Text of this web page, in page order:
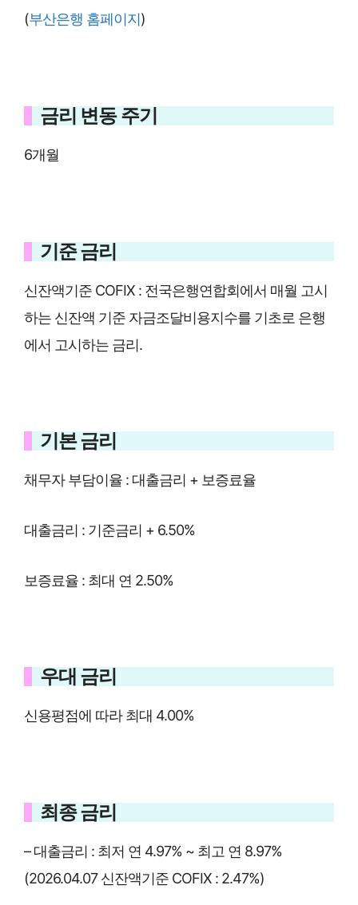
(부산은행 홈페이지)
금리 변동 주기
6개월
기준 금리
신잔액기준 COFIX : 전국은행연합회에서 매월 고시
하는 신잔액 기준 자금조달비용지수를 기초로 은행
에서 고시하는 금리.
기본 금리
채무자 부담이율 : 대출금리 + 보증료율
대출금리 : 기준금리 + 6.50%
보증료율 : 최대 연 2.50%
우대 금리
신용평점에 따라 최대 4.00%
최종 금리
– 대출금리 : 최저 연 4.97% ~ 최고 연 8.97%
(2026.04.07 신잔액기준 COFIX : 2.47%)